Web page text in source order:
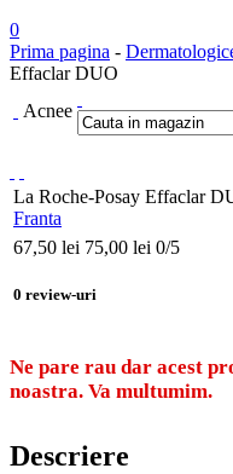
0
Prima pagina -
Effaclar DUO
Acnee
La Roche-Posay Effaclar
Franta
67,50 lei 75,00 lei 0/5
0 review-uri
Ne pare rau dar acest
noastra. Va multumim.
Descriere